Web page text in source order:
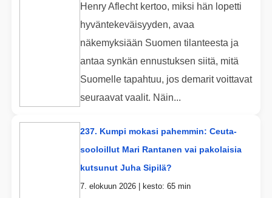
Henry Aflecht kertoo, miksi hän lopetti
hyväntekeväisyyden, avaa
näkemyksiään Suomen tilanteesta ja
antaa synkän ennustuksen siitä, mitä
Suomelle tapahtuu, jos demarit voittavat
seuraavat vaalit. Näin...
237. Kumpi mokasi pahemmin: Ceuta-
sooloillut Mari Rantanen vai pakolaisia
kutsunut Juha Sipilä?
7. elokuun 2026 | kesto: 65 min